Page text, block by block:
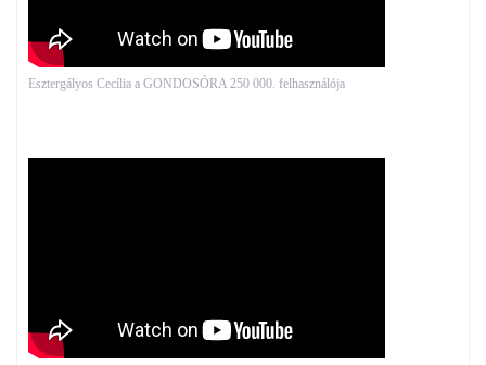
Esztergályos Cecília a GONDOSÓRA 250 000. felhasználója